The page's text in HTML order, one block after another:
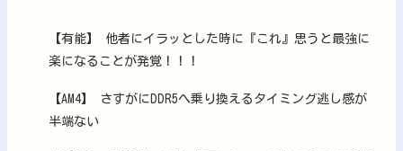
【有能】 他者にイラッとした時に『これ』思うと最強に
楽になることが発覚！！！
【AM4】 さすがにDDR5へ乗り換えるタイミング逃し感が
半端ない